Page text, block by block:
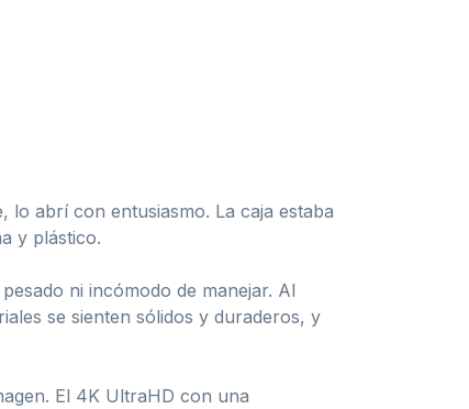
lo abrí con entusiasmo. La caja estaba
y plástico.
ni incómodo de manejar. Al
se sienten sólidos y duraderos, y
El 4K UltraHD con una